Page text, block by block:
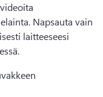
Napsauta vain
laitteeseesi